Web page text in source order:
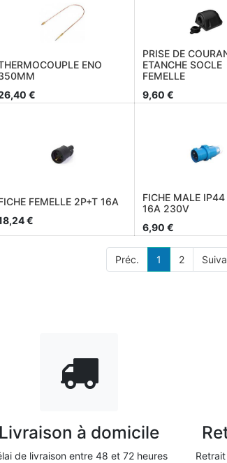
ENO
€
PRISE DE
ETANCHE SOCLE
FEMELLE
9,60 €
FEMELLE 2P+T 16A
€
FICHE MALE
16A 230V
6,90 €
Préc. 1 2
Livraison à domicile
de livraison entre 48 et 72 heures